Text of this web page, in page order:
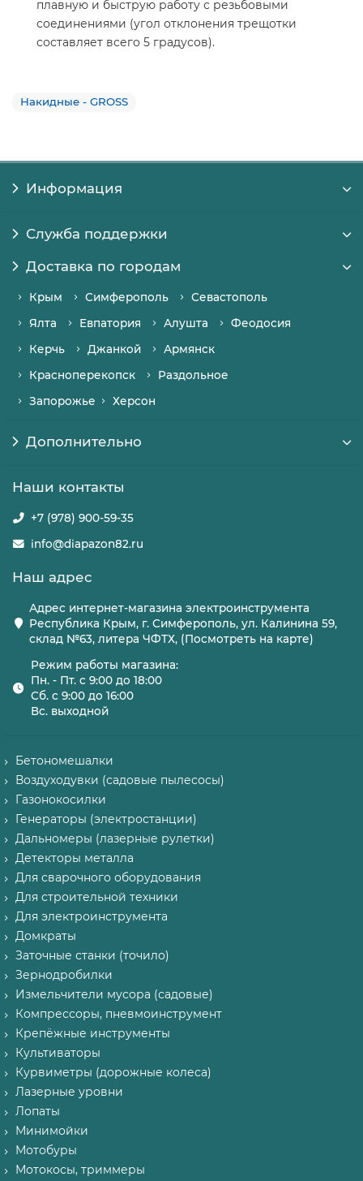
плавную и быструю работу с резьбовыми
соединениями (угол отклонения трещотки
составляет всего 5 градусов).
Накидные - GROSS
Информация
Служба поддержки
Доставка по городам
Крым Симферополь
Севастополь
Ялта
Евпатория Алушта
Феодосия
Керчь
Джанкой
Армянск
Красноперекопск
Раздольное
Запорожье
Херсон
Дополнительно
Наши контакты
+7 (978) 900-59-35
info@diapazon82.ru
Наш адрес
Адрес интернет-магазина электроинструмента
Республика Крым, г. Симферополь, ул. Калинина 59,
склад №63, литера ЧФТХ, (Посмотреть на карте)
Режим работы магазина:
Пн. - Пт. с 9:00 до 18:00
Сб. с 9:00 до 16:00
Вс. выходной
Бетономешалки
Воздуходувки (садовые пылесосы)
Газонокосилки
Генераторы (электростанции)
Дальномеры (лазерные рулетки)
Детекторы металла
Для сварочного оборудования
Для строительной техники
Для электроинструмента
Домкраты
Заточные станки (точило)
Зернодробилки
Измельчители мусора (садовые)
Компрессоры, пневмоинструмент
Крепёжные инструменты
Культиваторы
Курвиметры (дорожные колеса)
Лазерные уровни
Лопаты
Минимойки
Мотобуры
Мотокосы, триммеры